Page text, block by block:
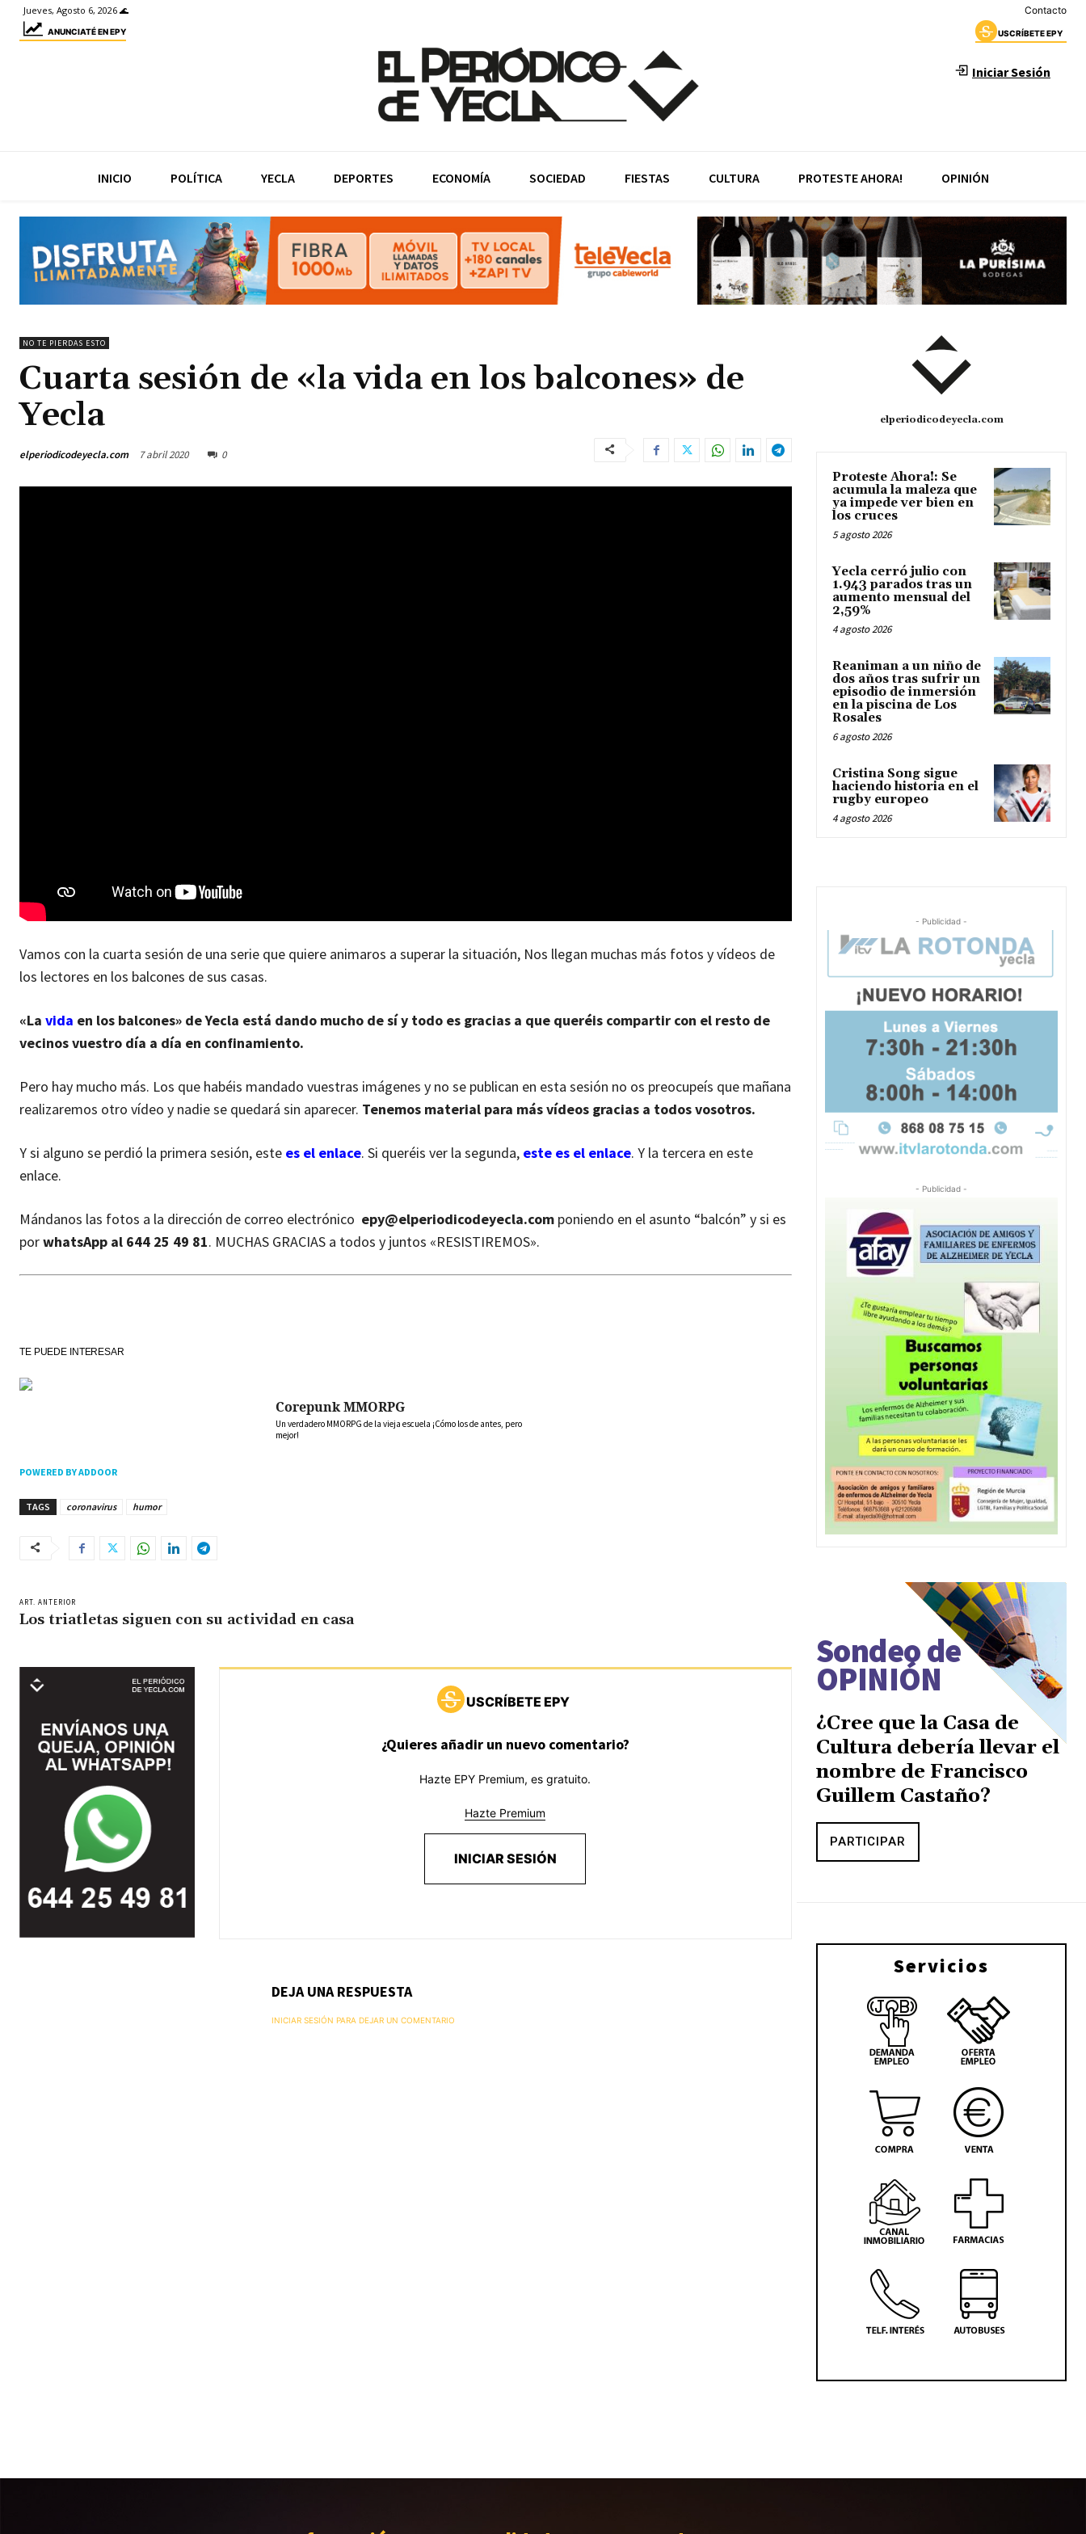
Jueves, Agosto 6, 2026 🌊 Contacto
ANUNCIATÉ EN EPY USCRÍBETE EPY
Iniciar Sesión
INICIO POLÍTICA YECLA DEPORTES ECONOMÍA SOCIEDAD FIESTAS CULTURA PROTESTE AHORA! OPINIÓN
NO TE PIERDAS ESTO
Cuarta sesión de «la vida en los balcones» de
Yecla
elperiodicodeyecla.com 7 abril 2020 0
Vamos con la cuarta sesión de una serie que quiere animaros a superar la situación, Nos llegan muchas más fotos y vídeos de
los lectores en los balcones de sus casas.
«La vida en los balcones» de Yecla está dando mucho de sí y todo es gracias a que queréis compartir con el resto de
vecinos vuestro día a día en confinamiento.
Pero hay mucho más. Los que habéis mandado vuestras imágenes y no se publican en esta sesión no os preocupeís que mañana
realizaremos otro vídeo y nadie se quedará sin aparecer. Tenemos material para más vídeos gracias a todos vosotros.
Y si alguno se perdió la primera sesión, este es el enlace. Si queréis ver la segunda, este es el enlace. Y la tercera en este
enlace.
Mándanos las fotos a la dirección de correo electrónico epy@elperiodicodeyecla.com poniendo en el asunto “balcón” y si es
porwhatsApp al 644 25 49 81. MUCHAS GRACIAS a todos y juntos «RESISTIREMOS».
TE PUEDE INTERESAR
Corepunk MMORPG
Un verdadero MMORPG de la vieja escuela ¡Cómo los de antes, pero
mejor!
POWERED BY ADDOOR
TAGS coronavirus humor
ART. ANTERIOR
Los triatletas siguen con su actividad en casa
USCRÍBETE EPY
¿Quieres añadir un nuevo comentario?
Hazte EPY Premium, es gratuito.
Hazte Premium
INICIAR SESIÓN
DEJA UNA RESPUESTA
INICIAR SESIÓN PARA DEJAR UN COMENTARIO
elperiodicodeyecla.com
Proteste Ahora!: Se
acumula la maleza que
ya impede ver bien en
los cruces
5 agosto 2026
Yecla cerró julio con
1.943 parados tras un
aumento mensual del
2,59%
4 agosto 2026
Reaniman a un niño de
dos años tras sufrir un
episodio de inmersión
en la piscina de Los
Rosales
6 agosto 2026
Cristina Song sigue
haciendo historia en el
rugby europeo
4 agosto 2026
- Publicidad -
- Publicidad -
Sondeo de
OPINIÓN
¿Cree que la Casa de
Cultura debería llevar el
nombre de Francisco
Guillem Castaño?
PARTICIPAR
Servicios